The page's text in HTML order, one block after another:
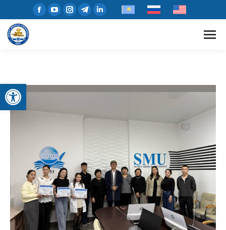
Открыть панель инструментов